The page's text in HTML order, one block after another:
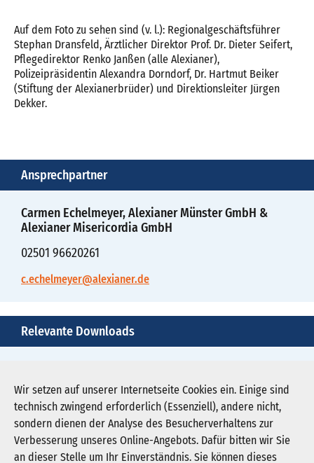
Wir setzen auf unserer Internetseite Cookies ein. Einige sind
technisch zwingend erforderlich (Essenziell), andere nicht,
sondern dienen der Analyse des Besucherverhaltens zur
Verbesserung unseres Online-Angebots. Dafür bitten wir Sie
an dieser Stelle um Ihr Einverständnis. Sie können dieses
Auf dem Foto zu sehen sind (v. l.): Regionalgeschäftsführer
Stephan Dransfeld, Ärztlicher Direktor Prof. Dr. Dieter Seifert,
Pflegedirektor Renko Janßen (alle Alexianer),
Polizeipräsidentin Alexandra Dorndorf, Dr. Hartmut Beiker
(Stiftung der Alexianerbrüder) und Direktionsleiter Jürgen
Dekker.
Ansprechpartner
Carmen Echelmeyer, Alexianer Münster GmbH &
Alexianer Misericordia GmbH
02501 96620261
c.echelmeyer@alexianer.de
Relevante Downloads
clemenshospital-alexianer-bild
Download JPG (5.990 KB)